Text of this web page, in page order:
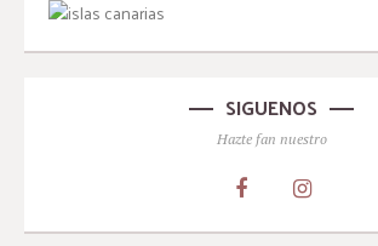
SIGUENOS
Hazte fan nuestro